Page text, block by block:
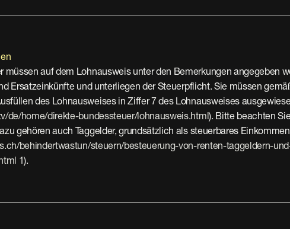
müssen auf dem Lohnausweis unter den Bemerkungen angegeben
Ersatzeinkünfte und unterliegen der Steuerpflicht. Sie müssen
des Lohnausweises in Ziffer 7 des Lohnausweises
de/home/direkte-bundessteuer/lohnausweis.html ). Bitte beachten
gehören auch Taggelder, grundsätzlich als steuerbares
behindertwastun/steuern/besteuerung-von-renten-taggeldern-
1).